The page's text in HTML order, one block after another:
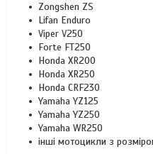
Zongshen ZS
Lifan Enduro
Viper V250
Forte FT250
Honda XR200
Honda XR250
Honda CRF230
Yamaha YZ125
Yamaha YZ250
Yamaha WR250
інші мотоцикли з